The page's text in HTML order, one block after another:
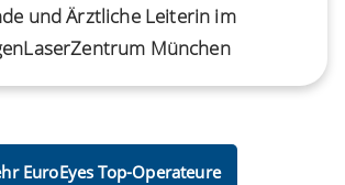
und Ärztliche Leiterin im
München
EuroEyes Top-Operateure